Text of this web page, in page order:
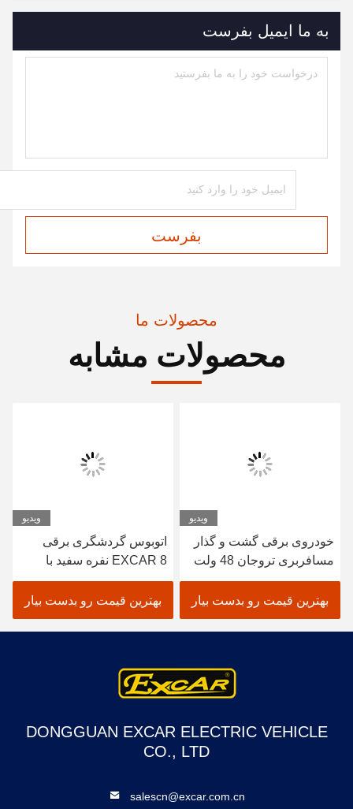
به ما ایمیل بفرست
بفرست
محصولات ما
محصولات مشابه
ویدیو
خودروی برقی گشت و گذار
مسافربری تروجان 48 ولت
با تأییدیه ISO و کنترلر Curtis
برای عملکرد کم مصرف در
جاذبه‌های گردشگری فضای
باز
بهترین قیمت رو بدست بیار
ویدیو
اتوبوس گردشگری برقی
EXCAR 8 نفره سفید با
شارژر داخلی 17 آمپر
ساعت، مناسب برای مناطق
شهری و تفریحی
بهترین قیمت رو بدست بیار
DONGGUAN EXCAR ELECTRIC VEHICLE
CO., LTD
salescn@excar.com.cn